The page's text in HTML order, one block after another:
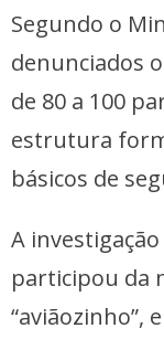
Segundo o
denunciados
de 80 a 100
estrutura
básicos de
A
participou da
“aviãozinho”,